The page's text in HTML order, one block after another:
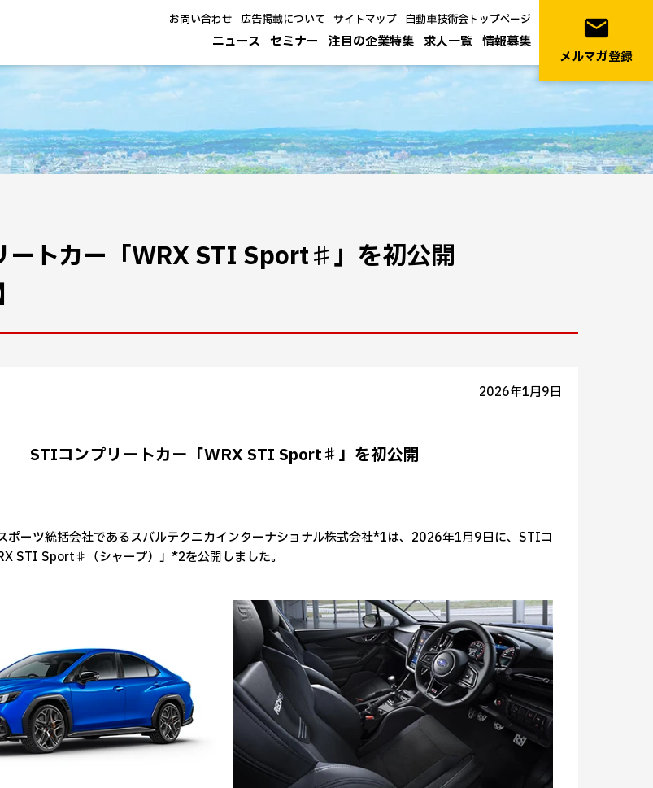
ニュース セミナー 注目の企業特集 求人一覧 情報募集
お問い合わせ 広告掲載について サイトマップ 自動車技術会トップページ email
メルマガ登録
ートカー「WRX STI Sport♯」を初公開
2026年1月9日
STIコンプリートカー「WRX STI Sport♯」を初公開
ポーツ統括会社であるスバルテクニカインターナショナル株式会社*1は、2026年1月9日に、STIコ
STI Sport♯（シャープ）」*2を公開しました。